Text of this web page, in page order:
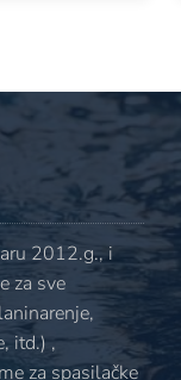
2012.g., i
za sve
itd.) ,
za spasilačke